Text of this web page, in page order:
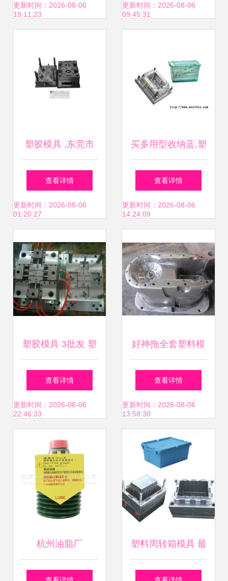
德镇塑料模具图片
更新时间：2026-08-06
19:11:23
更新时间：2026-08-06
09:45:31
塑胶模具 ,东莞市
长安曙光模具厂
查看详情
更新时间：2026-08-06
01:20:27
买多用型收纳蓝,塑
料模具,图 台州黄
岩北城模具公司
查看详情
更新时间：2026-08-06
14:24:09
塑胶模具 3批发 塑
料成型模具
查看详情
更新时间：2026-08-06
22:46:33
好神拖全套塑料模
具图片,好神拖全套
塑料模具高清图片
台州市黄岩万亚塑
料模具厂 普通合伙
查看详情
更新时间：2026-08-06
13:58:30
杭州油脂厂 塑料周转箱模具 最
放心的周转箱模具